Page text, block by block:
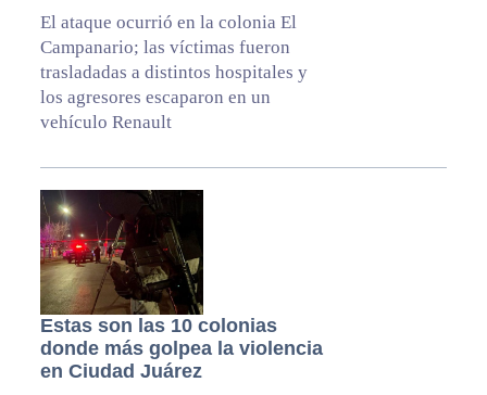
El ataque ocurrió en la colonia El
Campanario; las víctimas fueron
trasladadas a distintos hospitales y
los agresores escaparon en un
vehículo Renault
Estas son las 10 colonias
donde más golpea la violencia
en Ciudad Juárez